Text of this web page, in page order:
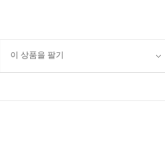
이 상품을 팔기